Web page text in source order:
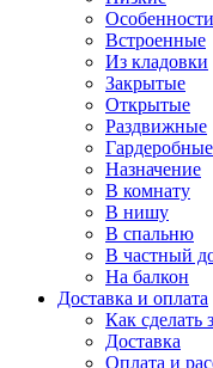
Особенности
Встроенные
Из кладовки
Закрытые
Открытые
Раздвижные
Назначение
В комнату
В нишу
В спальню
В частный
На балкон
Доставка и оплата
Как сделать
Доставка
Оплата и